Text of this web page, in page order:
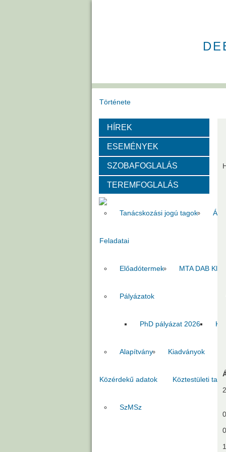
Története
Székház
Szervezeti felépítése
Választott vezetők
Tanácskozási jogú tagok
Feladatai
Előadótermek MTA DAB Klub
Pályázatok
PhD pályázat 2026
Alapítvány Kiadványok
Közérdekű adatok
SzMSz
Köztestületi tagok
HÍREK
ESEMÉNYEK
SZOBAFOGLALÁS
TEREMFOGLALÁS